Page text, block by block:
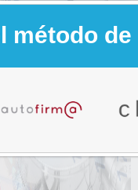
método